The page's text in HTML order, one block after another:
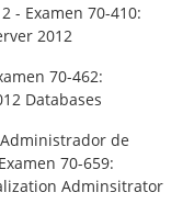
- Examen 70-410:
2012
70-462:
Databases
de
70-659:
Adminsitrator